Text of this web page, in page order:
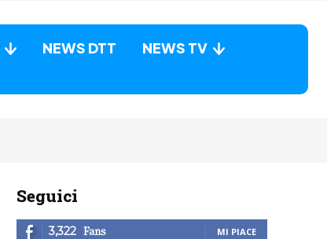
NEWS DTT
NEWS TV
Seguici
3,322 Fans MI PIACE